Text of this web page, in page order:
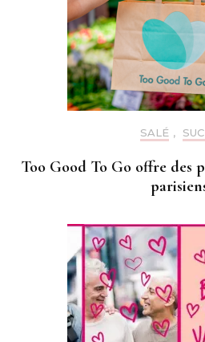
SALÉ ,
Too Good To Go offre des